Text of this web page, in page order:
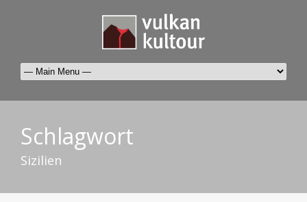
Schlagwort
Sizilien